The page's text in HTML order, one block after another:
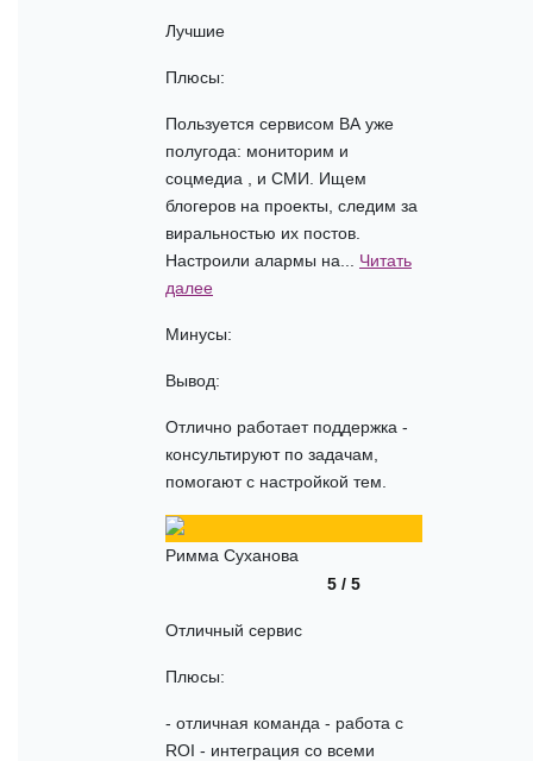
Лучшие
Плюсы:
Пользуется сервисом ВА уже
полугода: мониторим и
соцмедиа , и СМИ. Ищем
блогеров на проекты, следим за
виральностью их постов.
Настроили алармы на... Читать
далее
Минусы:
Вывод:
Отлично работает поддержка -
консультируют по задачам,
помогают с настройкой тем.
Римма Суханова
5 / 5
Отличный сервис
Плюсы:
- отличная команда - работа с
ROI - интеграция со всеми